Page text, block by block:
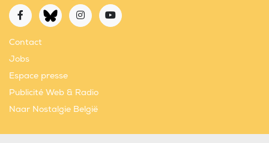
Contact
Jobs
Espace presse
Publicité Web & Radio
Naar Nostalgie België